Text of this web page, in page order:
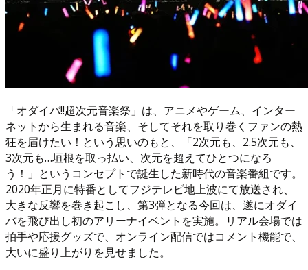
「オダイバ!!超次元音楽祭」は、アニメやゲーム、インター
ネットから生まれる音楽、そしてそれを取り巻くファンの熱
狂を届けたい！という思いのもと、「2次元も、2.5次元も、
3次元も…垣根を取っ払い、次元を超えてひとつになろ
う！」というコンセプトで誕生した新時代の音楽番組です。
2020年正月に特番としてフジテレビ地上波にて放送され、
大きな反響を巻き起こし、第3弾となる今回は、遂にオダイ
バを飛び出し初のアリーナイベントを実施。リアル会場では
拍手や応援グッズで、オンライン配信ではコメント機能で、
大いに盛り上がりを見せました。